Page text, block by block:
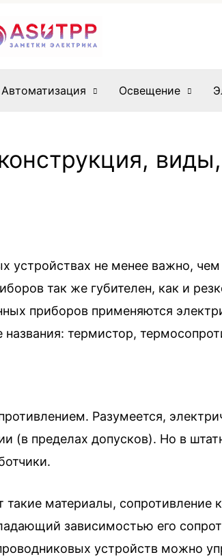
Автоматизация Освещение
не менее важно,
так же губителен, как и
приборов применяются
термистор,
Разумеется,
(в пределах допусков). Но в
материалы, сопротивление
зависимостью его
устройств можно